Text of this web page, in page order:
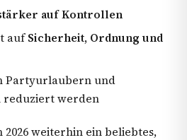
auf Kontrollen
aufSicherheit, Ordnung und
Partyurlaubern und
reduziert werden
weiterhin ein beliebtes,